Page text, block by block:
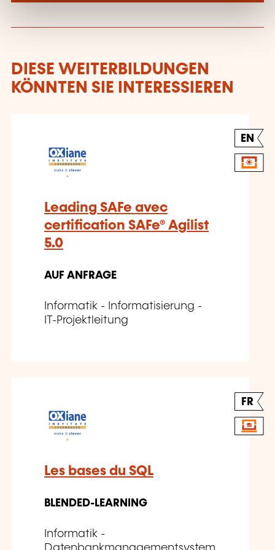
DIESE WEITERBILDUNGEN
KÖNNTEN SIE INTERESSIEREN
EN
Leading SAFe avec
certification SAFe® Agilist
5.0
AUF ANFRAGE
Informatik - Informatisierung -
IT-Projektleitung
FR
Les bases du SQL
BLENDED-LEARNING
Informatik -